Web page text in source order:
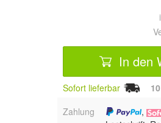
In den
Sofort lieferbar 10
Zahlung
,